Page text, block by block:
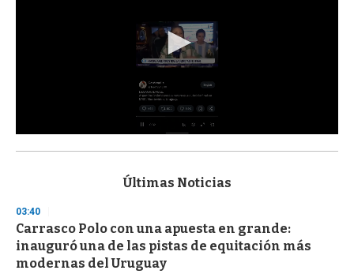
s
d
s
o
f
3
Últimas Noticias
03:40
Carrasco Polo con una apuesta en grande:
inauguró una de las pistas de equitación más
modernas del Uruguay